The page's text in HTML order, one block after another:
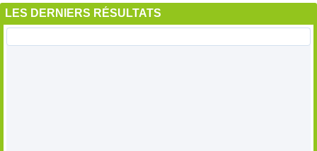
LES DERNIERS RÉSULTATS